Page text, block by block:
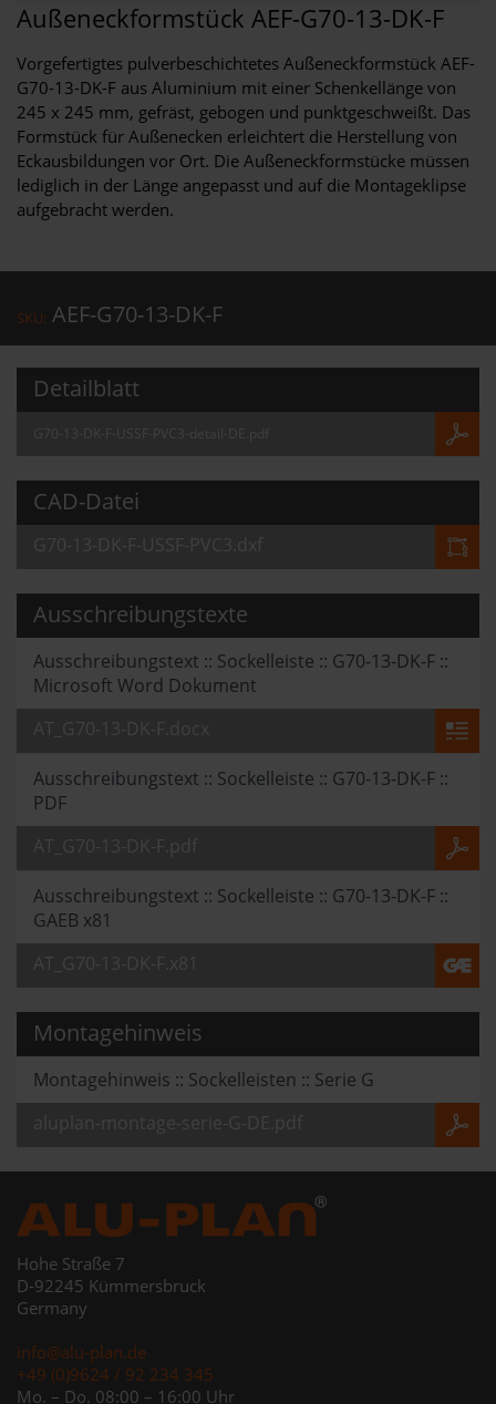
Außeneckformstück AEF-G70-13-DK-F
Vorgefertigtes pulverbeschichtetes Außeneckformstück AEF-
G70-13-DK-F aus Aluminium mit einer Schenkellänge von
245 x 245 mm, gefräst, gebogen und punktgeschweißt. Das
Formstück für Außenecken erleichtert die Herstellung von
Eckausbildungen vor Ort. Die Außeneckformstücke müssen
lediglich in der Länge angepasst und auf die Montageklipse
aufgebracht werden.
SKU: AEF-G70-13-DK-F
Detailblatt
G70-13-DK-F-USSF-PVC3-detail-DE.pdf
CAD-Datei
G70-13-DK-F-USSF-PVC3.dxf
Ausschreibungstexte
Ausschreibungstext :: Sockelleiste :: G70-13-DK-F ::
Microsoft Word Dokument
AT_G70-13-DK-F.docx
Ausschreibungstext :: Sockelleiste :: G70-13-DK-F ::
PDF
AT_G70-13-DK-F.pdf
Ausschreibungstext :: Sockelleiste :: G70-13-DK-F ::
GAEB x81
AT_G70-13-DK-F.x81
Montagehinweis
Montagehinweis :: Sockelleisten :: Serie G
aluplan-montage-serie-G-DE.pdf
Hohe Straße 7
D-92245 Kümmersbruck
Germany
info@alu-plan.de
+49 (0)9624 / 92 234 345
Mo. – Do. 08:00 – 16:00 Uhr